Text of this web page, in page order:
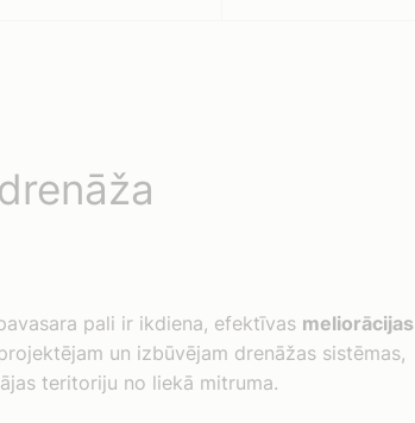
pali ir ikdiena, efektīvas meliorācijas
un izbūvējam drenāžas sistēmas,
teritoriju no liekā mitruma.